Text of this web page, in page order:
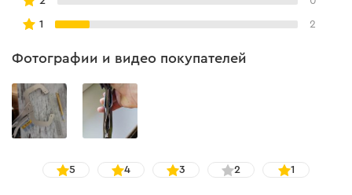
1 2
Фотографии и видео покупателей
5 4 3 2 1